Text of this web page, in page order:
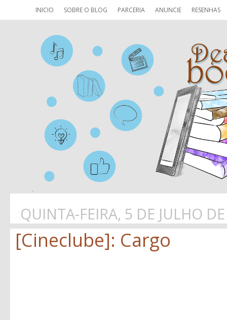
INICIO SOBRE O BLOG PARCERIA ANUNCIE RESENHAS
QUINTA-FEIRA, 5 DE JULHO
[Cineclube]: Cargo